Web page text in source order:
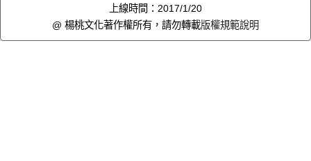
上線時間：2017/1/20
@ 楊桃文化著作權所有，請勿轉載版權規範說明